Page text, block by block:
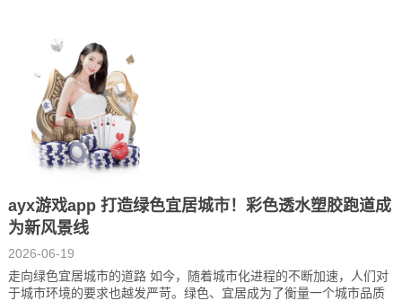
ayx游戏app 打造绿色宜居城市！彩色透水塑胶跑道成
为新风景线
2026-06-19
走向绿色宜居城市的道路 如今，随着城市化进程的不断加速，人们对
于城市环境的要求也越发严苛。绿色、宜居成为了衡量一个城市品质